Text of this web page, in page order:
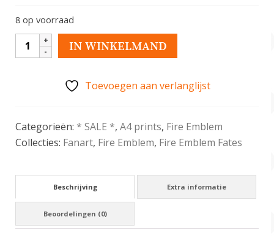
was:
€12,50.€8,00.
8 op voorraad
Niles
art
aantal
IN WINKELMAND
Toevoegen aan verlanglijst
Categorieën: * SALE *, A4 prints, Fire Emblem
Collecties: Fanart, Fire Emblem, Fire Emblem Fates
Beschrijving Extra informatie
Beoordelingen (0)